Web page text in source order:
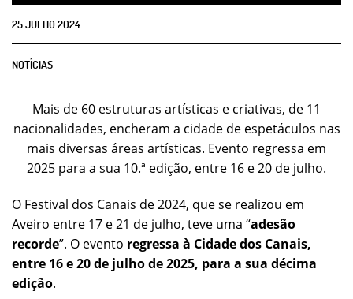
25JULHO2024
NOTÍCIAS
Mais de 60 estruturas artísticas e criativas, de 11
nacionalidades, encheram a cidade de espetáculos nas
mais diversas áreas artísticas. Evento regressa em
2025 para a sua 10.ª edição, entre 16 e 20 de julho.
O Festival dos Canais de 2024, que se realizou em
Aveiro entre 17 e 21 de julho, teve uma “adesão
recorde”. O evento regressa à Cidade dos Canais,
entre 16 e 20 de julho de 2025, para a sua décima
edição.